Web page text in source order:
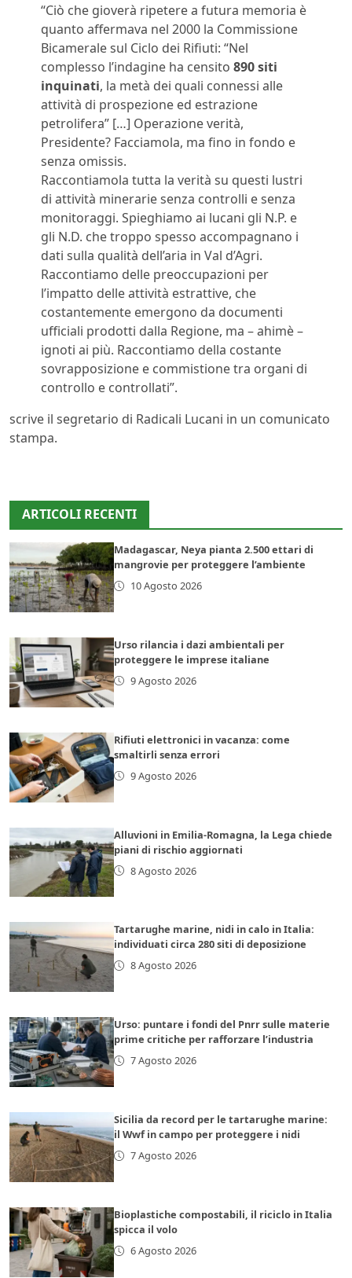
“Ciò che gioverà ripetere a futura memoria è
quanto affermava nel 2000 la Commissione
Bicamerale sul Ciclo dei Rifiuti: “Nel
complesso l’indagine ha censito 890 siti
inquinati, la metà dei quali connessi alle
attività di prospezione ed estrazione
petrolifera” […] Operazione verità,
Presidente? Facciamola, ma fino in fondo e
senza omissis.
Raccontiamola tutta la verità su questi lustri
di attività minerarie senza controlli e senza
monitoraggi. Spieghiamo ai lucani gli N.P. e
gli N.D. che troppo spesso accompagnano i
dati sulla qualità dell’aria in Val d’Agri.
Raccontiamo delle preoccupazioni per
l’impatto delle attività estrattive, che
costantemente emergono da documenti
ufficiali prodotti dalla Regione, ma – ahimè –
ignoti ai più. Raccontiamo della costante
sovrapposizione e commistione tra organi di
controllo e controllati”.
scrive il segretario di Radicali Lucani in un comunicato
stampa.
ARTICOLI RECENTI
Madagascar, Neya pianta 2.500 ettari di
mangrovie per proteggere l’ambiente
10 Agosto 2026
Urso rilancia i dazi ambientali per
proteggere le imprese italiane
9 Agosto 2026
Rifiuti elettronici in vacanza: come
smaltirli senza errori
9 Agosto 2026
Alluvioni in Emilia-Romagna, la Lega chiede
piani di rischio aggiornati
8 Agosto 2026
Tartarughe marine, nidi in calo in Italia:
individuati circa 280 siti di deposizione
8 Agosto 2026
Urso: puntare i fondi del Pnrr sulle materie
prime critiche per rafforzare l’industria
7 Agosto 2026
Sicilia da record per le tartarughe marine:
il Wwf in campo per proteggere i nidi
7 Agosto 2026
Bioplastiche compostabili, il riciclo in Italia
spicca il volo
6 Agosto 2026